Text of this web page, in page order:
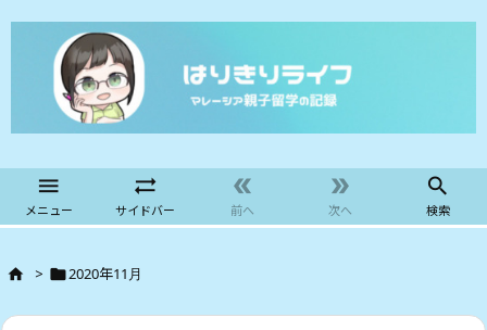

メニュー

サイドバー

前へ

次へ

検索
 > 2020年11月